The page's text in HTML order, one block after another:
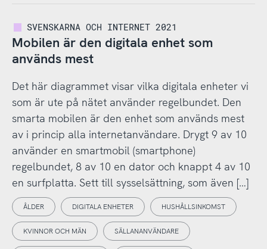
SVENSKARNA OCH INTERNET 2021
Mobilen är den digitala enhet som
används mest
Det här diagrammet visar vilka digitala enheter vi
som är ute på nätet använder regelbundet. Den
smarta mobilen är den enhet som används mest
av i princip alla internetanvändare. Drygt 9 av 10
använder en smartmobil (smartphone)
regelbundet, 8 av 10 en dator och knappt 4 av 10
en surfplatta. Sett till sysselsättning, som även […]
ÅLDER DIGITALA ENHETER HUSHÅLLSINKOMST
KVINNOR OCH MÄN SÄLLANANVÄNDARE